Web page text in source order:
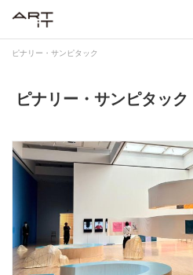
ピナリー・サンピタック
ピナリー・サンピタック